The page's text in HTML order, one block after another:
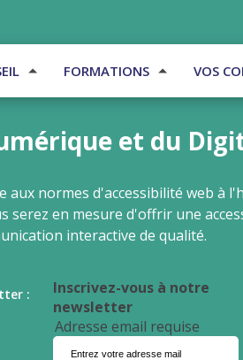
FORMATIONS VOS
et du
normes d'accessibilité web à
serez en mesure d'offrir une
interactive de qualité.
:
Inscrivez-vous à notre
newsletter
Adresse email requise